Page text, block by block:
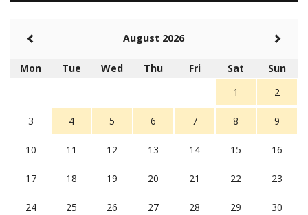
August 2026
Mon Tue Wed Thu Fri Sat
Sun
1
2
3 4 5 6 7 8 9
10 11 12 13 14 15 16
17 18 19 20 21 22 23
24 25 26 27 28 29 30